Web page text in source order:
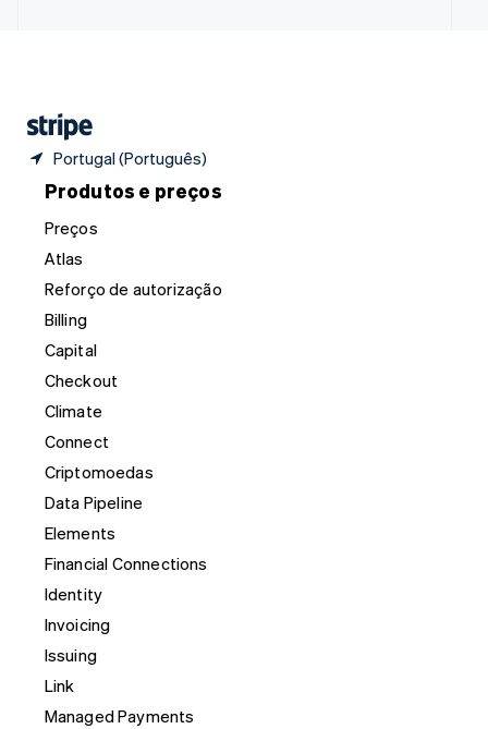
Portugal (Português)
Produtos e preços
Preços
Atlas
Reforço de autorização
Billing
Capital
Checkout
Climate
Connect
Criptomoedas
Data Pipeline
Elements
Financial Connections
Identity
Invoicing
Issuing
Link
Managed Payments